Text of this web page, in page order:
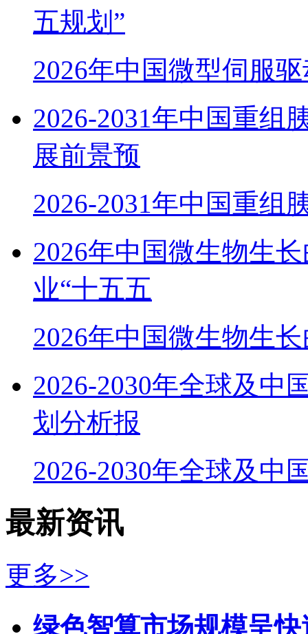
五规划”
2026年中国微型伺服
2026-2031年中国重组
展前景预
2026-2031年中国重组
2026年中国微生物生
业“十五五
2026年中国微生物生
2026-2030年全球及中
划分析报
2026-2030年全球及中
最新资讯
更多>>
绿色智算市场规模呈